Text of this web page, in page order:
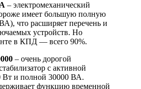
– электромеханический
имеет большую полную
что расширяет перечень и
устройств. Но
в КПД — всего 90%.
– очень дорогой
с активной
и полной 30000 ВА.
функцию временной